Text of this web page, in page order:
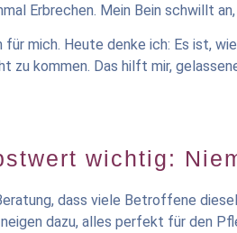
Erbrechen. Mein Bein schwillt
für mich. Heute denke ich: Es ist,
zu kommen. Das hilft mir,
wichtig:
dass viele Betroffene
dazu, alles perfekt für den